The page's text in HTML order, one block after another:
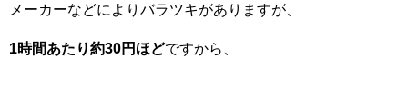
メーカーなどによりバラツキがありますが、
1時間あたり約30円ほどですから、